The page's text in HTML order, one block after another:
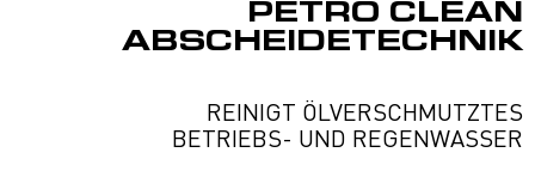
PETRO CLEAN
ABSCHEIDETECHNIK
REINIGT ÖLVERSCHMUTZTES
BETRIEBS- UND REGENWASSER